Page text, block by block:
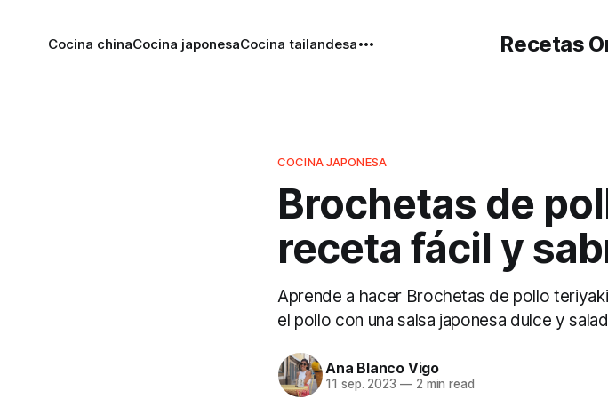
Recetas
Cocina chinaCocina japonesaCocina tailandesa
COCINA JAPONESA
Brochetas de
receta fácil y
Aprende a hacer Brochetas de pollo
el pollo con una salsa japonesa dulce y
Ana Blanco Vigo
11 sep. 2023 —2 min read